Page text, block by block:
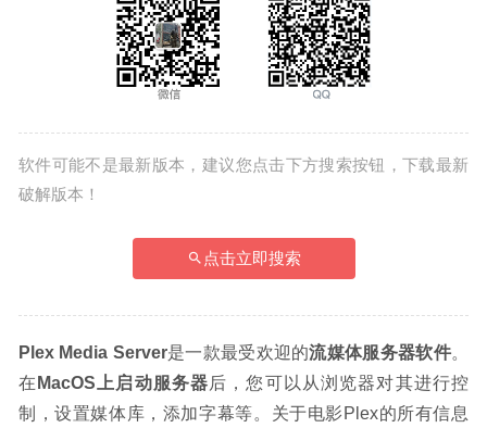
软件可能不是最新版本，建议您点击下方搜索按钮，下载最新
破解版本！
点击立即搜索
Plex Media Server是一款最受欢迎的流媒体服务器软件。
在 MacOS上启动服务器后，您可以从浏览器对其进行控
制，设置媒体库，添加字幕等。关于电影Plex的所有信息